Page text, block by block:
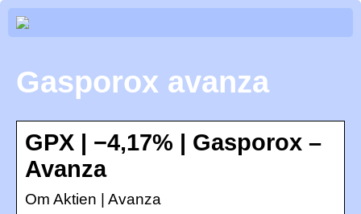
Gasporox avanza
GPX | −4,17% | Gasporox –
Avanza
Om Aktien | Avanza